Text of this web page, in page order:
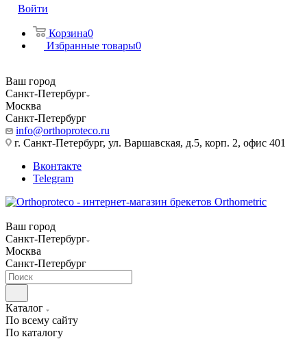
Войти
Корзина0
Избранные товары0
Ваш город
Санкт-Петербург
Москва
Санкт-Петербург
info@orthoproteco.ru
г. Санкт-Петербург, ул. Варшавская, д.5, корп. 2, офис 401
Вконтакте
Telegram
Ваш город
Санкт-Петербург
Москва
Санкт-Петербург
Каталог
По всему сайту
По каталогу